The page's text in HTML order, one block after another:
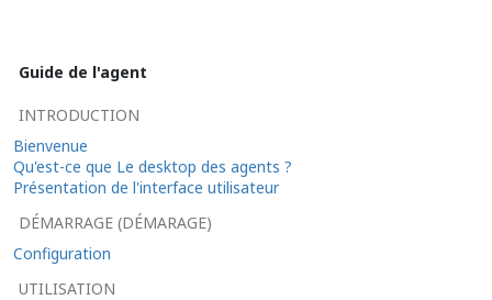
Guide de l'agent
INTRODUCTION
Bienvenue
Qu'est-ce que Le desktop des agents ?
Présentation de l'interface utilisateur
DÉMARRAGE (DÉMARAGE)
Configuration
UTILISATION